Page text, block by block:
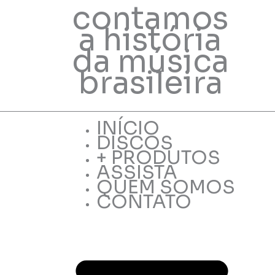
contamos
a história
da música
brasileira
INÍCIO
DISCOS
+ PRODUTOS
ASSISTA
QUEM SOMOS
CONTATO